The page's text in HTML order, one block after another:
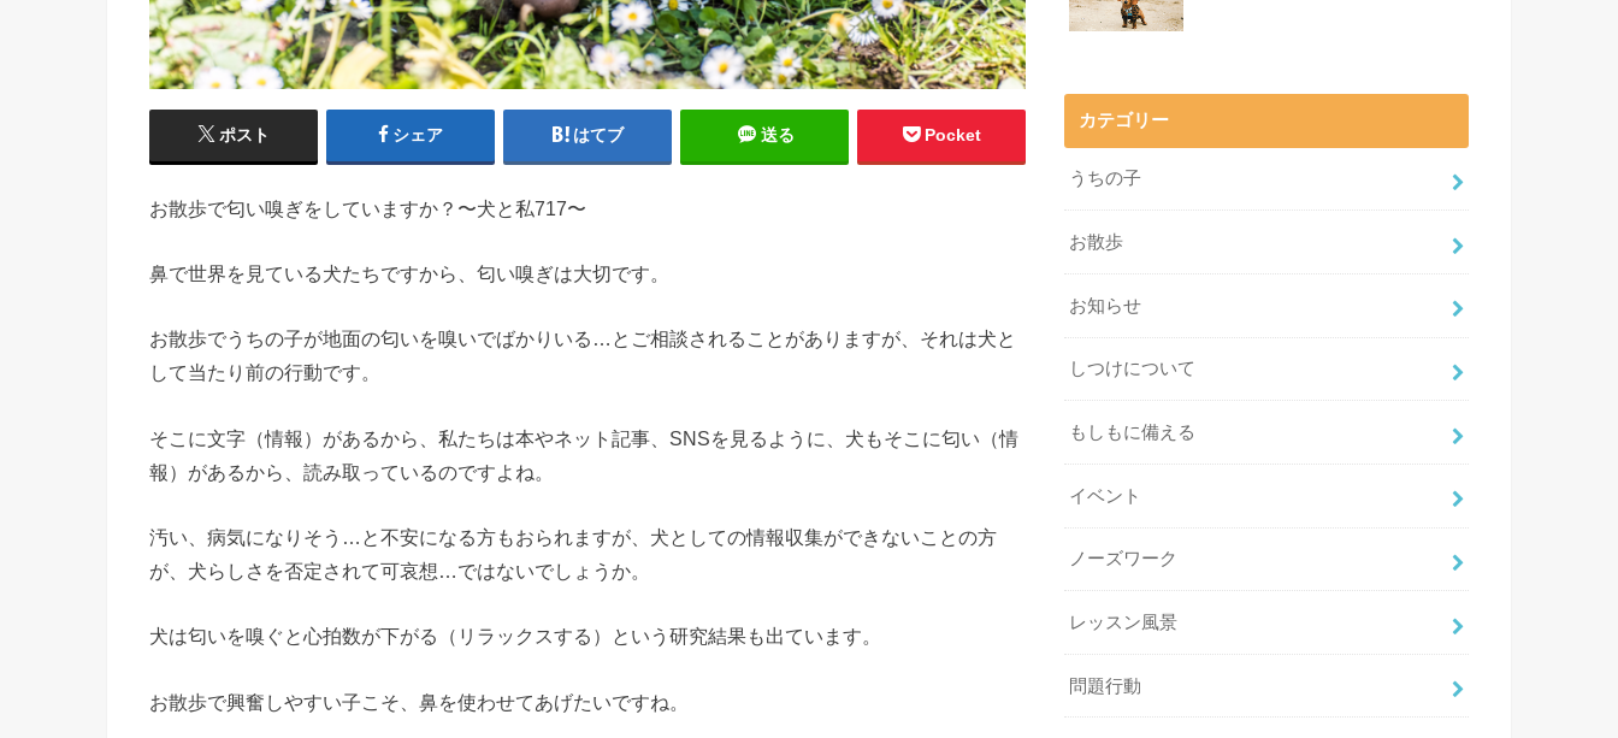
ポスト シェア はてブ 送る Pocket
お散歩で匂い嗅ぎをしていますか？〜犬と私717〜
鼻で世界を見ている犬たちですから、匂い嗅ぎは大切です。
お散歩でうちの子が地面の匂いを嗅いでばかりいる…とご相談されることがありますが、それは犬と
して当たり前の行動です。
そこに文字（情報）があるから、私たちは本やネット記事、SNSを見るように、犬もそこに匂い（情
報）があるから、読み取っているのですよね。
汚い、病気になりそう…と不安になる方もおられますが、犬としての情報収集ができないことの方
が、犬らしさを否定されて可哀想…ではないでしょうか。
犬は匂いを嗅ぐと心拍数が下がる（リラックスする）という研究結果も出ています。
お散歩で興奮しやすい子こそ、鼻を使わせてあげたいですね。
カテゴリー
うちの子
お散歩
お知らせ
しつけについて
もしもに備える
イベント
ノーズワーク
レッスン風景
問題行動